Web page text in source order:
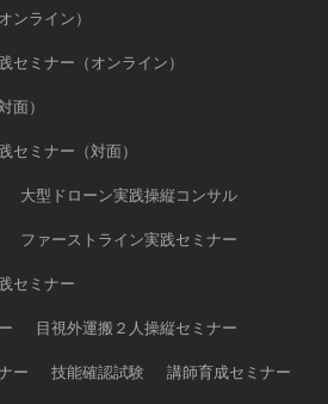
ンライン）
セミナー（オンライン）
面）
セミナー（対面）
大型ドローン実践操縦コンサル
ファーストライン実践セミナー
セミナー
目視外運搬２人操縦セミナー
ー 技能確認試験 講師育成セミナー